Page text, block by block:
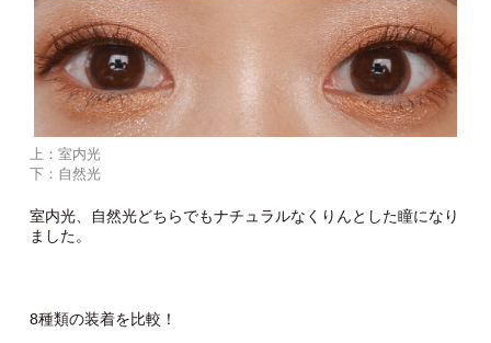
上：室内光
下：自然光
室内光、自然光どちらでもナチュラルなくりんとした瞳になり
ました。
8種類の装着を比較！